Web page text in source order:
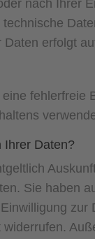
nach Ihrer
erfolgt
Ihrer Daten?
Sie haben